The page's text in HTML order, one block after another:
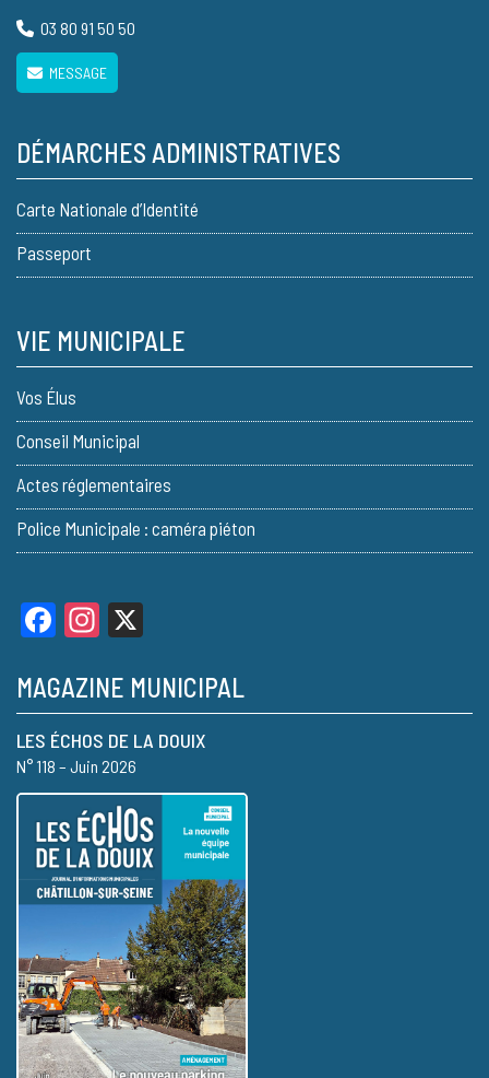
03 80 91 50 50
MESSAGE
DÉMARCHES ADMINISTRATIVES
Carte Nationale d’Identité
Passeport
VIE MUNICIPALE
Vos Élus
Conseil Municipal
Actes réglementaires
Police Municipale : caméra piéton
FacebookInstagram
MAGAZINE MUNICIPAL
LES ÉCHOS DE LA DOUIX
N° 118 – Juin 2026